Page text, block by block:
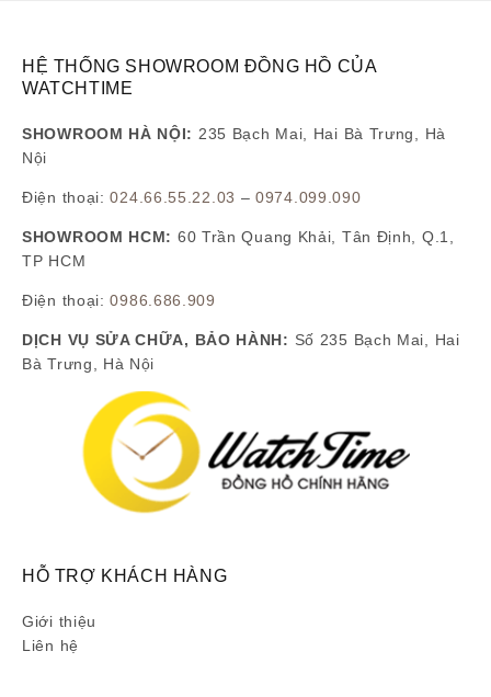
HỆ THỐNG SHOWROOM ĐỒNG HỒ CỦA
WATCHTIME
SHOWROOM HÀ NỘI: 235 Bạch Mai, Hai Bà Trưng, Hà
Nội
Điện thoại:024.66.55.22.03 –0974.099.090
SHOWROOM HCM: 60 Trần Quang Khải, Tân Định, Q.1,
TP HCM
Điện thoại:0986.686.909
DỊCH VỤ SỬA CHỮA, BẢO HÀNH: Số 235 Bạch Mai, Hai
Bà Trưng, Hà Nội
HỖ TRỢ KHÁCH HÀNG
Giới thiệu
Liên hệ